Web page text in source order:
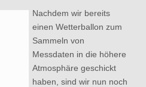
Nachdem wir bereits
einen Wetterballon zum
Sammeln von
Messdaten in die höhere
Atmosphäre geschickt
haben, sind wir nun noch